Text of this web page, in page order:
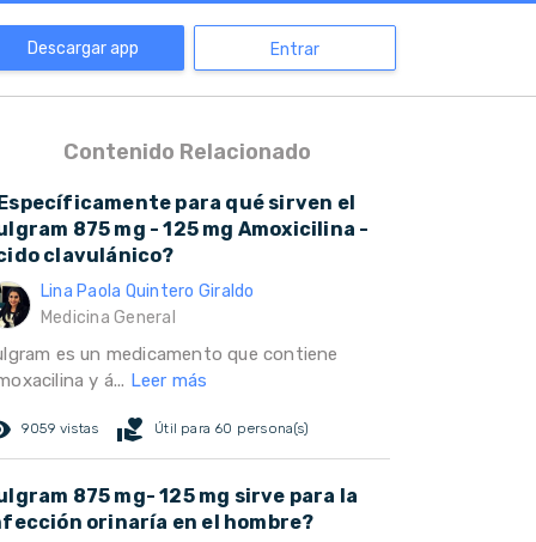
Descargar app Entrar
Contenido Relacionado
para qué sirven el
875 mg - 125 mg Amoxicilina -
clavulánico?
Lina Paola Quintero Giraldo
Medicina General
es un medicamento que contiene
y á... Leer más
9059 vistas volunteer_activism Útil para 60 persona(s)
875 mg- 125 mg sirve para la
orinaría en el hombre?